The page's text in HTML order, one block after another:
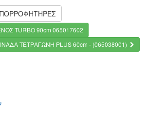
TURBO 90cm 065017602
ΤΕΤΡΑΓΩΝΗ PLUS 60cm - (065038001)